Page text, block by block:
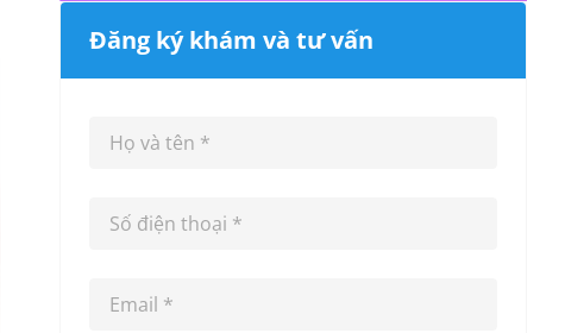
Đăng ký khám và tư vấn